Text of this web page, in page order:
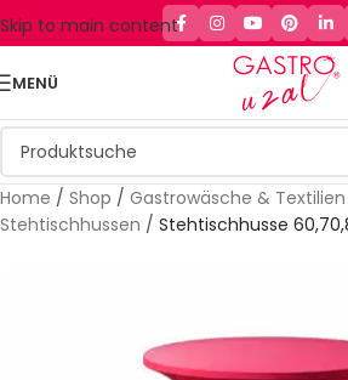
Skip to main content
MENÜ
Home / Shop / Gastrowäsche & Textilien
Stehtischhussen / Stehtischhusse